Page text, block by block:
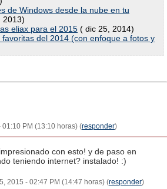
de Windows desde la nube en tu
2013)
eliax para el 2015 ( dic 25, 2014)
del 2014 (con enfoque a fotos y
PM (13:10 horas) (responder)
con esto! y de paso en
teniendo internet? instalado! :)
2015 - 02:47 PM (14:47 horas) (responder)